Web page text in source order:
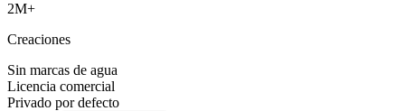
2M+
Creaciones
Sin marcas de agua
Licencia comercial
Privado por defecto